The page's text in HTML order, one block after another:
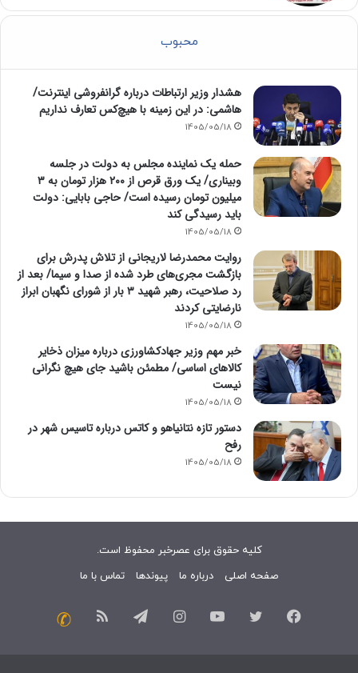
محبوب
هشدار وزیر ارتباطات درباره گرانفروشی اینترنت/
هاشمی: در این زمینه با هیچ‌کس تعارف نداریم
1405/05/18
حمله یک نماینده مجلس به دولت در جلسه
وبیناری/ یک ورق قرص از ۲۰۰ هزار تومان به ۳
میلیون تومان رسیده است/ حاجی بابایی: دولت
باید رسیدگی کند
1405/05/18
روایت محمدرضا لاریجانی از تلاش پدرش برای
بازگشت مجری‌های طرد شده از صدا و سیما/ بعد از
رد صلاحیت، رهبر شهید ۳ بار از شورای نگهبان ابراز
نارضایتی کردند
1405/05/18
خبر مهم وزیر جهادکشاورزی درباره میزان ذخایر
کالاهای اساسی/ مطمئن باشید جای هیچ نگرانی
نیست
1405/05/18
دستور تازه نتانیاهو و کاتس درباره تاسیس شهر در
رفح
1405/05/18
کلیه حقوق برای عصرخبر محفوظ است.
صفحه اصلی
درباره ما پیوندها تماس با ما
فیسبوک توییتر یوتیوب اینستاگرامتلگرام خوراک